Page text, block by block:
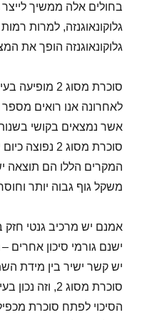
בחולים אלה ממשיך
גלוקונאוגנזה, למרות
גלוקונאוגנזה הופך את
אשר נמצאים בקושי
המקרים הללו הם תוצאה
משקל גוף גבוה יותר
אמנם יש מרכיב גנטי חזק
ישנם גורמי סיכון
יש קשר ישיר בין מידת
סוכרת מסוג 2,